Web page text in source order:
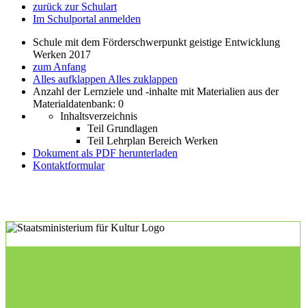
zurück zur Schulart
Im Schulportal anmelden
Schule mit dem Förderschwerpunkt geistige Entwicklung
Werken 2017
zum Anfang
Alles aufklappen Alles zuklappen
Anzahl der Lernziele und -inhalte mit Materialien aus der
Materialdatenbank: 0
Inhaltsverzeichnis
Teil Grundlagen
Teil Lehrplan Bereich Werken
Dokument als PDF herunterladen
Kontaktformular